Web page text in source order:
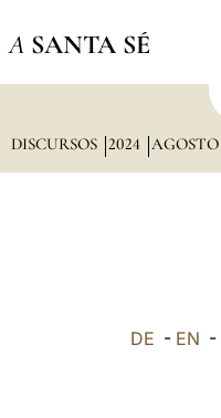
A SANTA SÉ
DISCURSOS 2024 AGOSTO
DE - EN -